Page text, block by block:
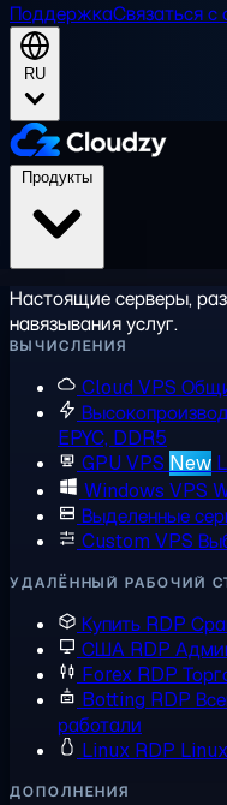
ПоддержкаСвязаться
RU
Настоящие серверы,
навязывания услуг.
ВЫЧИСЛЕНИЯ
Cloud VPS
EPYC, DDR5
GPU VPS New
Windows VPS
Выделенные
Custom VPS
УДАЛЁННЫЙ РАБОЧИЙ
Купить RDP
США RDP
Forex RDP
Botting RDP
работали
Linux RDP
ДОПОЛНЕНИЯ